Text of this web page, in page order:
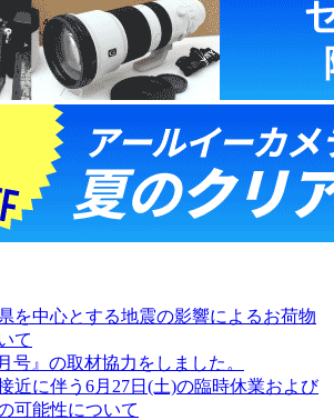
を中心とする地震の影響によるお荷物
て
号』の取材協力をしました。
近に伴う6月27日(土)の臨時休業および
可能性について